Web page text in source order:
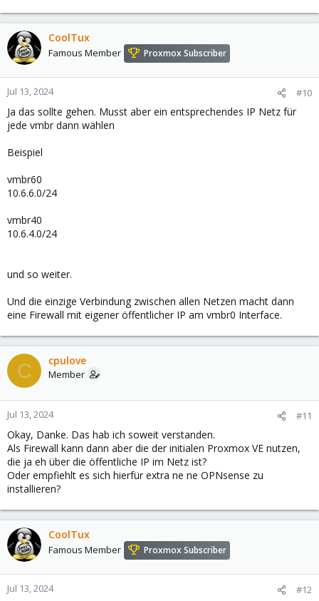
CoolTux
Famous Member Proxmox Subscriber
Jul 13, 2024 #10
Ja das sollte gehen. Musst aber ein entsprechendes IP Netz für
jede vmbr dann wählen
Beispiel
vmbr60
10.6.6.0/24
vmbr40
10.6.4.0/24
und so weiter.
Und die einzige Verbindung zwischen allen Netzen macht dann
eine Firewall mit eigener öffentlicher IP am vmbr0 Interface.
C cpulove
Member
Jul 13, 2024 #11
Okay, Danke. Das hab ich soweit verstanden.
Als Firewall kann dann aber die der initialen Proxmox VE nutzen,
die ja eh über die öffentliche IP im Netz ist?
Oder empfiehlt es sich hierfür extra ne ne OPNsense zu
installieren?
CoolTux
Famous Member Proxmox Subscriber
Jul 13, 2024 #12